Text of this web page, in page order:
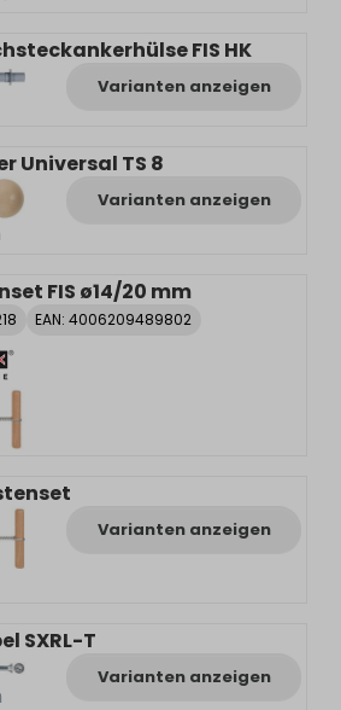
FIS HK
Varianten anzeigen
Universal TS 8
Varianten anzeigen
FIS ø14/20 mm
EAN: 4006209489802
Varianten anzeigen
SXRL-T
Varianten anzeigen